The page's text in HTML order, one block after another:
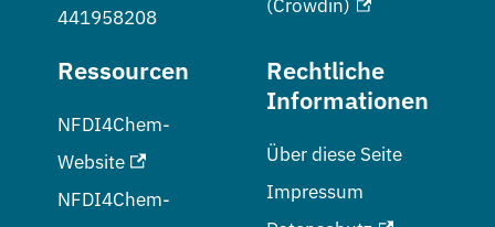
441958208
(Crowdin)
Ressourcen
NFDI4Chem-
Website
NFDI4Chem-
Rechtliche
Informationen
Über diese Seite
Impressum